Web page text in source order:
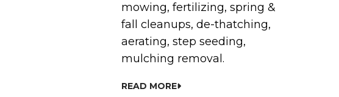
mowing, fertilizing, spring &
fall cleanups, de-thatching,
aerating, step seeding,
mulching removal.
READ MORE